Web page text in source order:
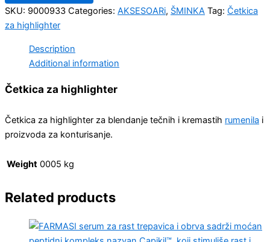
SKU: 9000933 Categories: AKSESOARi, ŠMINKA Tag: Četkica
za highlighter
Description
Additional information
Četkica za highlighter
Četkica za highlighter za blendanje tečnih i kremastih rumenila i
proizvoda za konturisanje.
Weight 0005 kg
Related products